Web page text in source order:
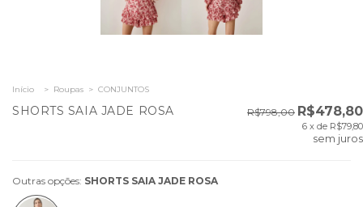
Início > Roupas > CONJUNTOS
SHORTS SAIA JADE ROSA R$798,00 R$478,80
6 x de R$79,80
sem juros
Outras opções: SHORTS SAIA JADE ROSA